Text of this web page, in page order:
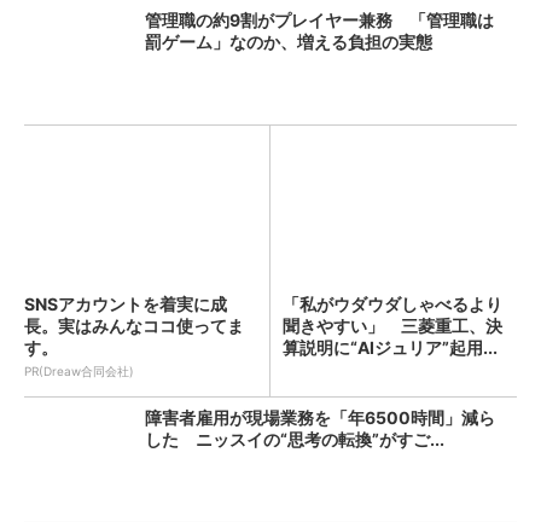
管理職の約9割がプレイヤー兼務 「管理職は
罰ゲーム」なのか、増える負担の実態
SNSアカウントを着実に成
長。実はみんなココ使ってま
す。
PR(Dreaw合同会社)
「私がウダウダしゃべるより
聞きやすい」 三菱重工、決
算説明に“AIジュリア”起用...
障害者雇用が現場業務を「年6500時間」減ら
した ニッスイの“思考の転換”がすご...